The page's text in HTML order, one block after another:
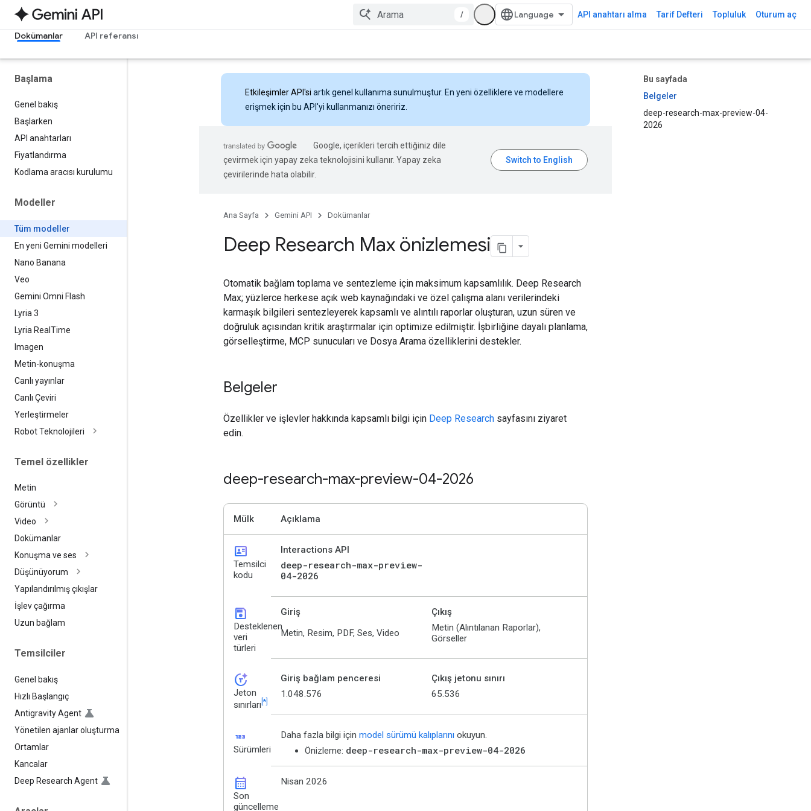
/ API anahtarı alma Tarif Defteri Topluluk Oturum aç
Dokümanlar API referansı
Başlama
Genel bakış
Başlarken
API anahtarları
Fiyatlandırma
Kodlama aracısı kurulumu
Modeller
Tüm modeller
En yeni Gemini modelleri
Nano Banana
Veo
Gemini Omni Flash
Lyria 3
Lyria Real Time
Imagen
Metin-konuşma
Canlı yayınlar
Canlı Çeviri
Yerleştirmeler
Robot Teknolojileri
Temel özellikler
Metin
Görüntü
Video
Dokümanlar
Konuşma ve ses
Düşünüyorum
Yapılandırılmış çıkışlar
İşlev çağırma
Uzun bağlam
Temsilciler
Genel bakış
Hızlı Başlangıç
Antigravity Agent
Yönetilen ajanlar oluşturma
Ortamlar
Kancalar
Deep Research Agent
Bu sayfada
Belgeler
deep-research-max-preview-04-
2026
Etkileşimler API'si artık genel kullanıma sunulmuştur. En yeni özelliklere ve modellere
erişmek için bu API'yi kullanmanızı öneririz.
Google, içerikleri tercih ettiğiniz dile
çevirmek için yapay zeka teknolojisini kullanır. Yapay zeka
çevirilerinde hata olabilir.
Ana Sayfa Gemini API Dokümanlar
Deep Research Max önizlemesi
Otomatik bağlam toplama ve sentezleme için maksimum kapsamlılık. Deep Research
Max; yüzlerce herkese açık web kaynağındaki ve özel çalışma alanı verilerindeki
karmaşık bilgileri sentezleyerek kapsamlı ve alıntılı raporlar oluşturan, uzun süren ve
doğruluk açısından kritik araştırmalar için optimize edilmiştir. İşbirliğine dayalı planlama,
görselleştirme, MCP sunucuları ve Dosya Arama özelliklerini destekler.
Belgeler
Özellikler ve işlevler hakkında kapsamlı bilgi için Deep Research sayfasını ziyaret
edin.
deep-research-max-preview-04-2026
Mülk Açıklama
id_card
Temsilci
kodu
Interactions API
deep-research-max-preview-
04-2026
save
Desteklenen
veri
türleri
Giriş
Metin, Resim, PDF, Ses, Video
Çıkış
Metin (Alıntılanan Raporlar),
Görseller
token_auto
Jeton
sınırları [*]
Giriş bağlam penceresi
1.048.576
Çıkış jetonu sınırı
65.536
123
Sürümleri
Daha fazla bilgi için model sürümü kalıplarını okuyun.
Önizleme: deep-research-max-preview-04-2026
calendar_month
Son
güncelleme
Nisan 2026